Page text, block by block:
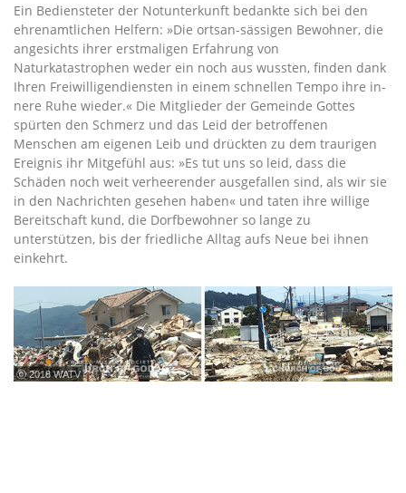
Ein Bediensteter der Notunterkunft bedankte sich bei den
ehrenamtlichen Helfern: »Die ortsan-sässigen Bewohner, die
angesichts ihrer erstmaligen Erfahrung von
Naturkatastrophen weder ein noch aus wussten, finden dank
Ihren Freiwilligendiensten in einem schnellen Tempo ihre in-
nere Ruhe wieder.« Die Mitglieder der Gemeinde Gottes
spürten den Schmerz und das Leid der betroffenen
Menschen am eigenen Leib und drückten zu dem traurigen
Ereignis ihr Mitgefühl aus: »Es tut uns so leid, dass die
Schäden noch weit verheerender ausgefallen sind, als wir sie
in den Nachrichten gesehen haben« und taten ihre willige
Bereitschaft kund, die Dorfbewohner so lange zu
unterstützen, bis der friedliche Alltag aufs Neue bei ihnen
einkehrt.
ⓒ 2018 WATV